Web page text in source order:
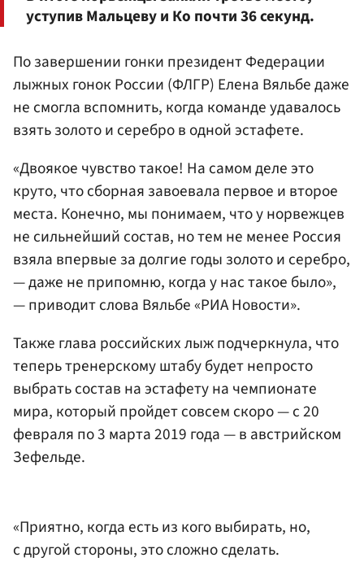
уступив Мальцеву и Ко почти 36 секунд.
По завершении гонки президент Федерации
лыжных гонок России (ФЛГР) Елена Вяльбе даже
не смогла вспомнить, когда команде удавалось
взять золото и серебро в одной эстафете.
«Двоякое чувство такое! На самом деле это
круто, что сборная завоевала первое и второе
места. Конечно, мы понимаем, что у норвежцев
не сильнейший состав, но тем не менее Россия
взяла впервые за долгие годы золото и серебро,
— даже не припомню, когда у нас такое было»,
— приводит слова Вяльбе «РИА Новости».
Также глава российских лыж подчеркнула, что
теперь тренерскому штабу будет непросто
выбрать состав на эстафету на чемпионате
мира, который пройдет совсем скоро — с 20
февраля по 3 марта 2019 года — в австрийском
Зефельде.
«Приятно, когда есть из кого выбирать, но,
с другой стороны, это сложно сделать.